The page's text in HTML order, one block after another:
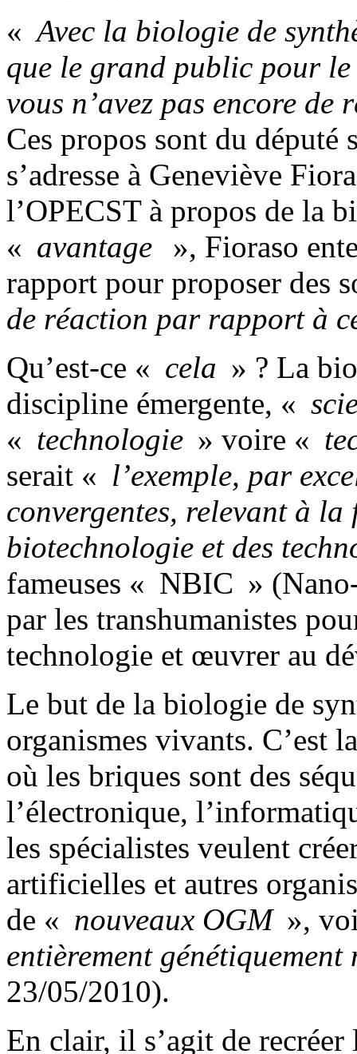
« Avec la biologie de
que le grand public pour
vous n’avez pas encore
Ces propos sont du
s’adresse à Geneviève
l’OPECST à propos de la
« avantage
», Fioraso
rapport pour proposer des
de réaction par rapport à
Qu’est-ce « cela » ? La
discipline émergente, «
« technologie » voire «
serait « l’exemple, par
convergentes, relevant à
biotechnologie et des
fameuses « NBIC »
par les transhumanistes
technologie et œuvrer au
Le but de la biologie de
organismes vivants. C’est
où les briques sont des
l’électronique,
les spécialistes veulent
artificielles et autres
de « nouveaux OGM»,
entièrement
23/05/2010).
En clair, il s’agit de